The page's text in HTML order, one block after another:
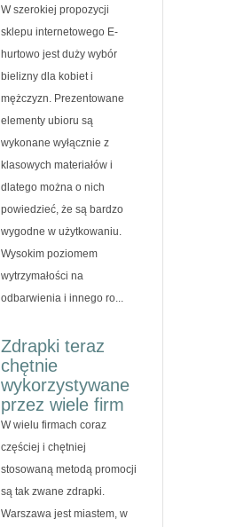
W szerokiej propozycji
sklepu internetowego E-
hurtowo jest duży wybór
bielizny dla kobiet i
mężczyzn. Prezentowane
elementy ubioru są
wykonane wyłącznie z
klasowych materiałów i
dlatego można o nich
powiedzieć, że są bardzo
wygodne w użytkowaniu.
Wysokim poziomem
wytrzymałości na
odbarwienia i innego ro...
Zdrapki teraz
chętnie
wykorzystywane
przez wiele firm
W wielu firmach coraz
częściej i chętniej
stosowaną metodą promocji
są tak zwane zdrapki.
Warszawa jest miastem, w